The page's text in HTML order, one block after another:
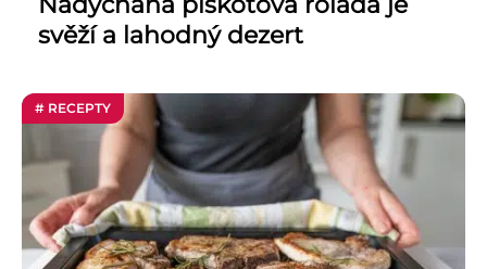
svěží a lahodný dezert
# RECEPTY